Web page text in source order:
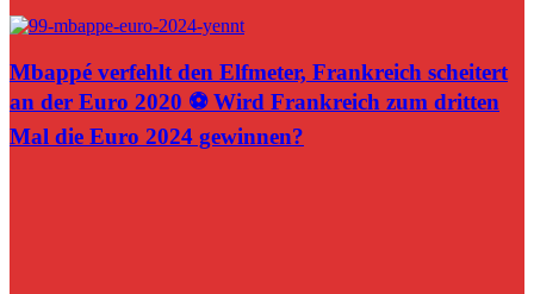
Mbappé verfehlt den Elfmeter, Frankreich scheitert
an der Euro 2020 ⚽️ Wird Frankreich zum dritten
Mal die Euro 2024 gewinnen?